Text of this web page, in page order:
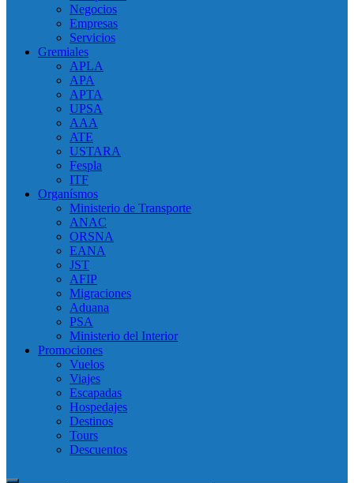
Negocios
Empresas
Servicios
Gremiales
APLA
APA
APTA
UPSA
AAA
ATE
USTARA
Fespla
ITF
Organísmos
Ministerio de Transporte
ANAC
ORSNA
EANA
JST
AFIP
Migraciones
Aduana
PSA
Ministerio del Interior
Promociones
Vuelos
Viajes
Escapadas
Hospedajes
Destinos
Tours
Descuentos